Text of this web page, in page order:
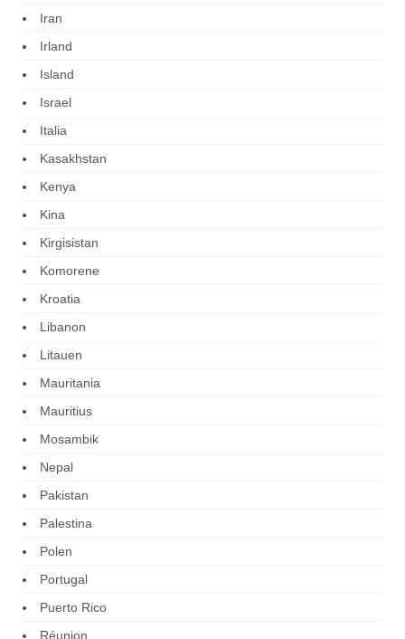
Iran
Irland
Island
Israel
Italia
Kasakhstan
Kenya
Kina
Kirgisistan
Komorene
Kroatia
Libanon
Litauen
Mauritania
Mauritius
Mosambik
Nepal
Pakistan
Palestina
Polen
Portugal
Puerto Rico
Réunion